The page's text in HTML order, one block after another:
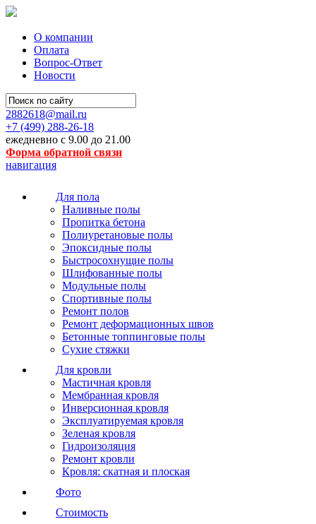
О компании
Оплата
Вопрос-Ответ
Новости
2882618@mail.ru
+7 (499) 288-26-18
ежедневно с 9.00 до 21.00
Форма обратной связи
навигация
Для пола
Наливные полы
Пропитка бетона
Полиуретановые полы
Эпоксидные полы
Быстросохнущие полы
Шлифованные полы
Модульные полы
Спортивные полы
Ремонт полов
Ремонт деформационных швов
Бетонные топпинговые полы
Сухие стяжки
Для кровли
Мастичная кровля
Мембранная кровля
Инверсионная кровля
Эксплуатируемая кровля
Зеленая кровля
Гидроизоляция
Ремонт кровли
Кровля: скатная и плоская
Фото
Стоимость